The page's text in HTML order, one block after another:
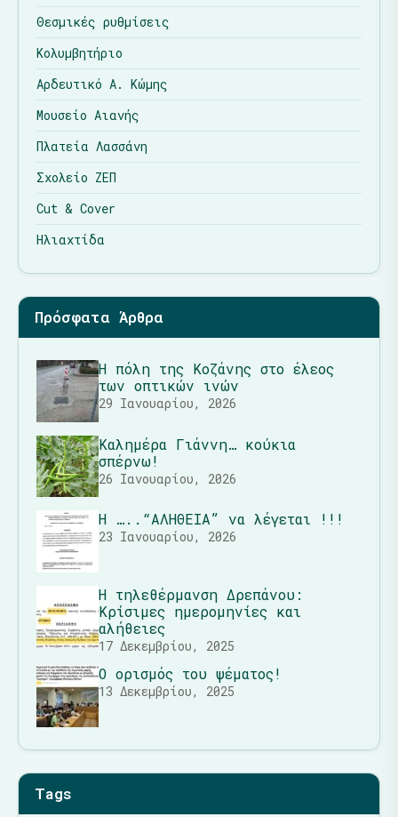
Θεσμικές ρυθμίσεις
Κολυμβητήριο
Αρδευτικό Α. Κώμης
Μουσείο Αιανής
Πλατεία Λασσάνη
Σχολείο ΖΕΠ
Cut & Cover
Ηλιαχτίδα
Πρόσφατα Άρθρα
Η πόλη της Κοζάνης στο έλεος
των οπτικών ινών
29 Ιανουαρίου, 2026
Καλημέρα Γιάννη… κούκια
σπέρνω!
26 Ιανουαρίου, 2026
Η …..“ΑΛΗΘΕΙΑ” να λέγεται !!!
23 Ιανουαρίου, 2026
Η τηλεθέρμανση Δρεπάνου:
Κρίσιμες ημερομηνίες και
αλήθειες
17 Δεκεμβρίου, 2025
Ο ορισμός του ψέματος!
13 Δεκεμβρίου, 2025
Tags